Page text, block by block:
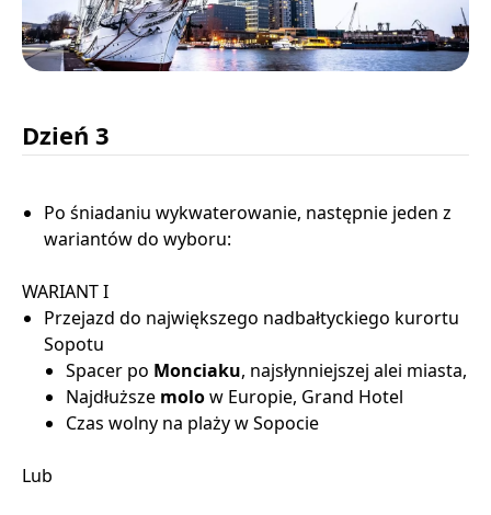
Dzień 3
Po śniadaniu wykwaterowanie, następnie jeden z
wariantów do wyboru:
WARIANT I
Przejazd do największego nadbałtyckiego kurortu
Sopotu
Spacer po Monciaku, najsłynniejszej alei miasta,
Najdłuższe molow Europie, Grand Hotel
Czas wolny na plaży w Sopocie
Lub